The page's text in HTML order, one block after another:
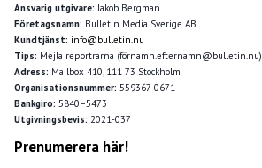
Ansvarig utgivare: Jakob Bergman
Företagsnamn: Bulletin Media Sverige AB
Kundtjänst: info@bulletin.nu
Tips: Mejla reportrarna (förnamn.efternamn@bulletin.nu)
Adress: Mailbox 410, 111 73 Stockholm
Organisationsnummer: 559367-0671
Bankgiro: 5840–5473
Utgivningsbevis: 2021-037
Prenumerera här!